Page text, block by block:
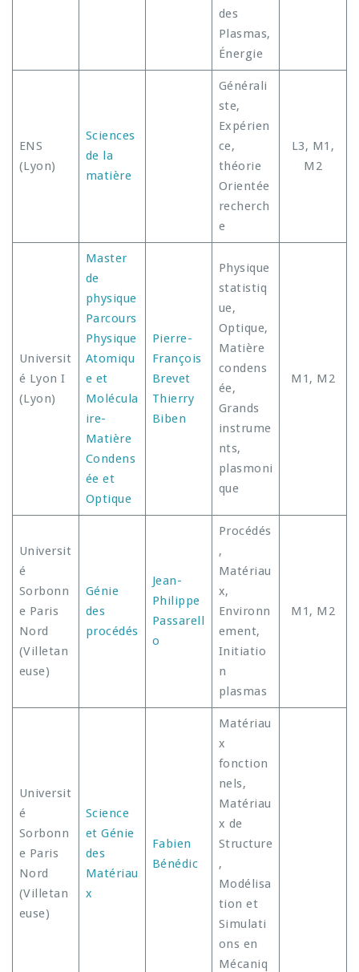
des
Plasmas,
Énergie
ENS
(Lyon)
Sciences
de la
matière
Générali
ste,
Expérien
ce,
théorie
Orientée
recherch
e
L3, M1,
M2
Universit
é Lyon I
(Lyon)
Master
de
physique
Parcours
Physique
Atomiqu
e et
Molécula
ire-
Matière
Condens
ée et
Optique
Pierre-
François
Brevet
Thierry
Biben
Physique
statistiq
ue,
Optique,
Matière
condens
ée,
Grands
instrume
nts,
plasmoni
que
M1, M2
Universit
é
Sorbonn
e Paris
Nord
(Villetan
euse)
Génie
des
procédés
Jean-
Philippe
Passarell
o
Procédés
,
Matériau
x,
Environn
ement,
Initiatio
n
plasmas
M1, M2
Universit
é
Sorbonn
e Paris
Nord
(Villetan
euse)
Science
et Génie
des
Matériau
x
Fabien
Bénédic
Matériau
x
fonction
nels,
Matériau
x de
Structure
,
Modélisa
tion et
Simulati
ons en
Mécaniq